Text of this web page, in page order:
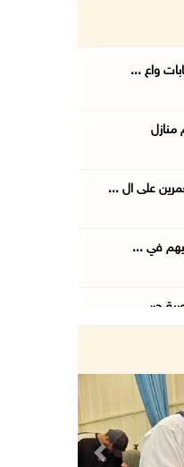
واع ...
منازل
على ال ...
جن ...
لحم
Previous